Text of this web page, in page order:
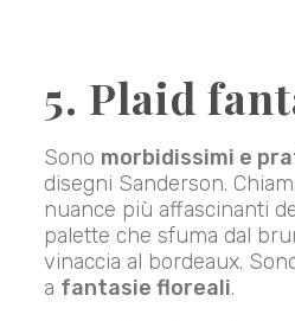
5. Plaid
Sono morbidissimi e
disegni Sanderson.
nuance più affascinanti
palette che sfuma dal
vinaccia al bordeaux.
a fantasie floreali.